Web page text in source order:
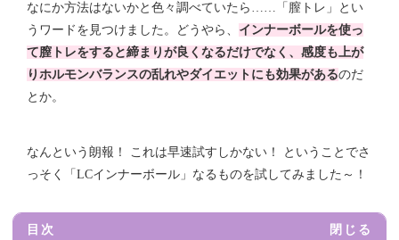
なにか方法はないかと色々調べていたら……「膣トレ」とい
うワードを見つけました。どうやら、 インナーボールを使っ
て膣トレをすると締まりが良くなるだけでなく、感度も上が
りホルモンバランスの乱れやダイエットにも効果があるのだ
とか。
なんという朗報！ これは早速試すしかない！ ということでさ
っそく「LCインナーボール」なるものを試してみました～！
目次 閉じる